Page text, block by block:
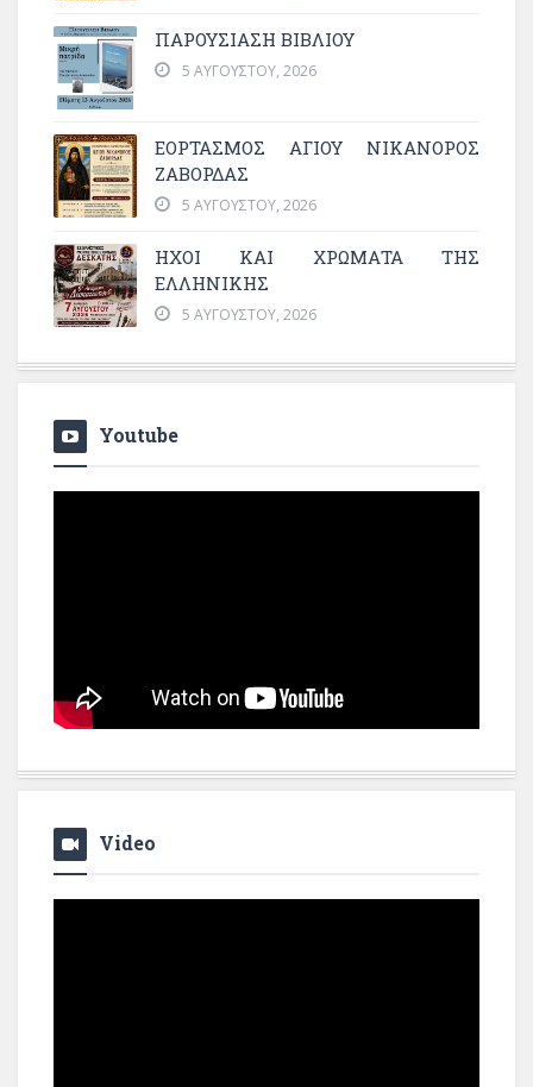
ΠΑΡΟΥΣΙΑΣΗ ΒΙΒΛΙΟΥ
5 ΑΥΓΟΎΣΤΟΥ, 2026
ΕΟΡΤΑΣΜΟΣ ΑΓΙΟΥ ΝΙΚΑΝΟΡΟΣ
ΖΑΒΟΡΔΑΣ
5 ΑΥΓΟΎΣΤΟΥ, 2026
ΗΧΟΙ ΚΑΙ ΧΡΩΜΑΤΑ ΤΗΣ
ΕΛΛΗΝΙΚΗΣ
5 ΑΥΓΟΎΣΤΟΥ, 2026
Youtube
Video